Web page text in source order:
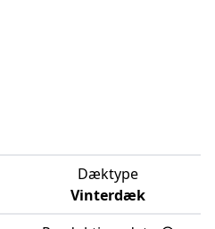
Dæktype
Vinterdæk